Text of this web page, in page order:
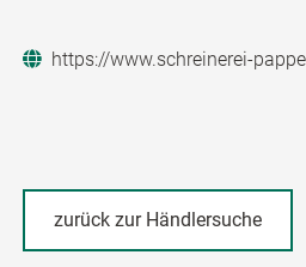
https://www.schreinerei-
zurück zur Händlersuche